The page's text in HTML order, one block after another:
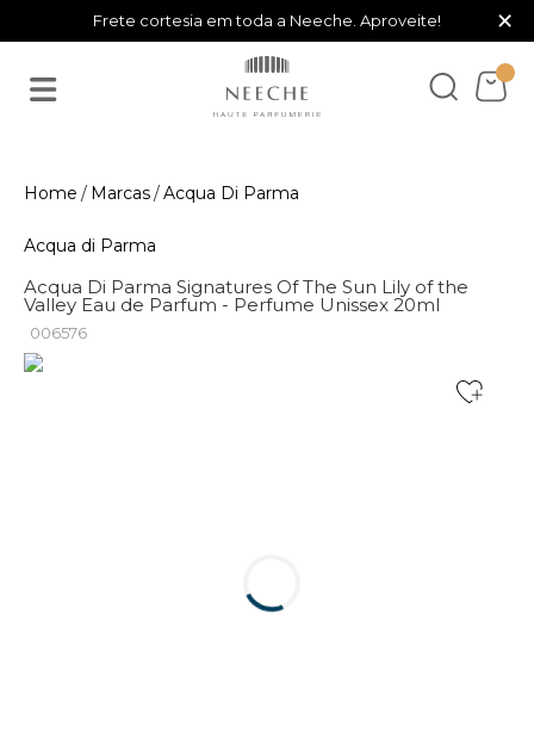
Frete cortesia em toda a Neeche. Aproveite! ×
Marcas Acqua Di Parma
Acqua di Parma
Acqua Di Parma Signatures Of The Sun Lily of the
Valley Eau de Parfum - Perfume Unissex 20ml
006576